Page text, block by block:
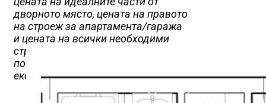
дворното място, цената на правото
на строеж за апартамента/гаража
и цената на всички необходими
строително-монтажни работи за
построяването и въвеждане в
експлоатация на сградата.